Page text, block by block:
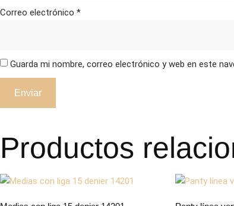
Correo electrónico *
Guarda mi nombre, correo electrónico y web en este
Productos